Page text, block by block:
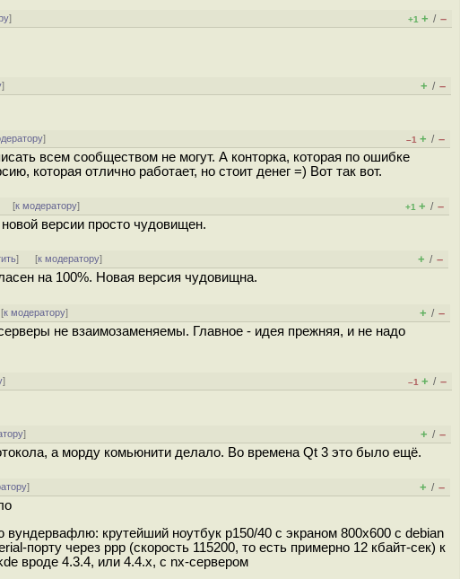
] +1 + / –
] + / –
] –1 + / –
всем сообществом не могут. А конторка, которая по ошибке
которая отлично работает, но стоит денег =) Вот так вот.
[к модератору] +1 + / –
версии просто чудовищен.
] [к модератору] + / –
на 100%. Новая версия чудовищна.
к модератору] + / –
не взаимозаменяемы. Главное - идея прежняя, и не надо
] –1 + / –
] + / –
а морду комьюнити делало. Во времена Qt 3 это было ещё.
] + / –
крутейший ноутбук p150/40 с экраном 800x600 с debian
порту через ppp (скорость 115200, то есть примерно 12 кбайт-сек) к
вроде 4.3.4, или 4.4.x, с nx-сервером